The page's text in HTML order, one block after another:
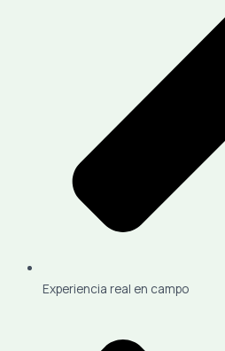
Experiencia real en campo